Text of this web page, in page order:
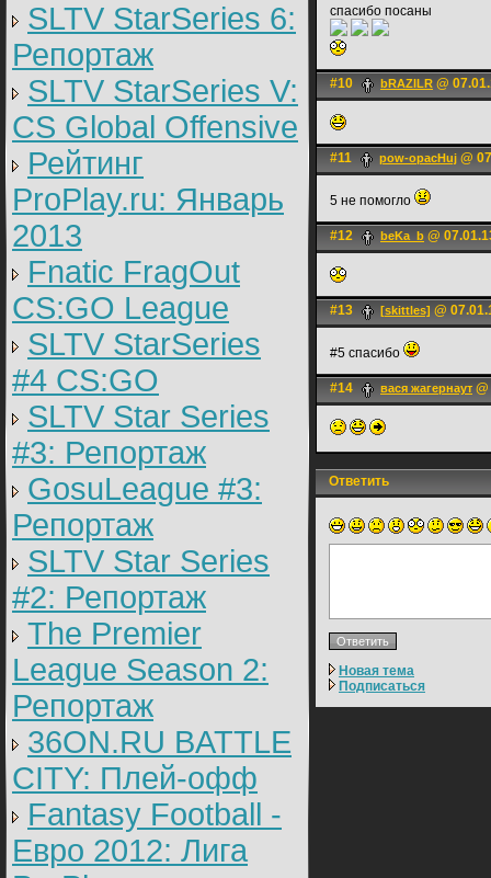
SLTV StarSeries 6:
Репортаж
SLTV StarSeries V:
CS Global Offensive
Рейтинг
ProPlay.ru: Январь
2013
Fnatic FragOut
CS:GO League
SLTV StarSeries
#4 CS:GO
SLTV Star Series
#3: Репортаж
GosuLeague #3:
Репортаж
SLTV Star Series
#2: Репортаж
The Premier
League Season 2:
Репортаж
36ON.RU BATTLE
CITY: Плей-офф
Fantasy Football -
Евро 2012: Лига
спасибо посаны
#10 bRAZILR @
#11 pow-opacHuj @
5 не помогло
#12 beKa_b @
#13 [skittles] @
#5 спасибо
#14 вася жагернаут
Ответить
Новая тема
Подписаться